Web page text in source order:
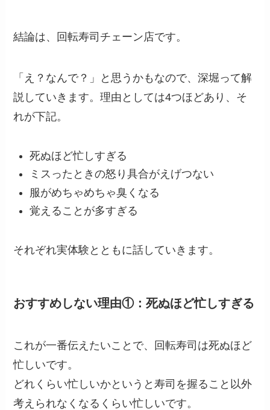
結論は、回転寿司チェーン店です。
「え？なんで？」と思うかもなので、深堀って解
説していきます。理由としては4つほどあり、そ
れが下記。
死ぬほど忙しすぎる
ミスったときの怒り具合がえげつない
服がめちゃめちゃ臭くなる
覚えることが多すぎる
それぞれ実体験とともに話していきます。
おすすめしない理由①：死ぬほど忙しすぎる
これが一番伝えたいことで、回転寿司は死ぬほど
忙しいです。
どれくらい忙しいかというと 寿司を握ること以外
考えられなくなるくらい忙しいです。